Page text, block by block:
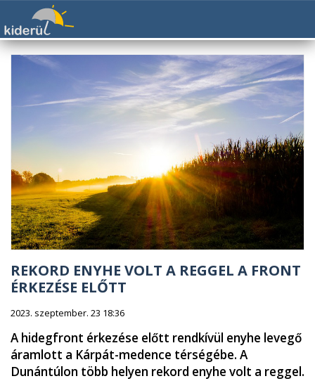
REKORD ENYHE VOLT A REGGEL A FRONT
ÉRKEZÉSE ELŐTT
2023. szeptember. 23 18:36
A hidegfront érkezése előtt rendkívül enyhe levegő
áramlott a Kárpát-medence térségébe. A
Dunántúlon több helyen rekord enyhe volt a reggel.